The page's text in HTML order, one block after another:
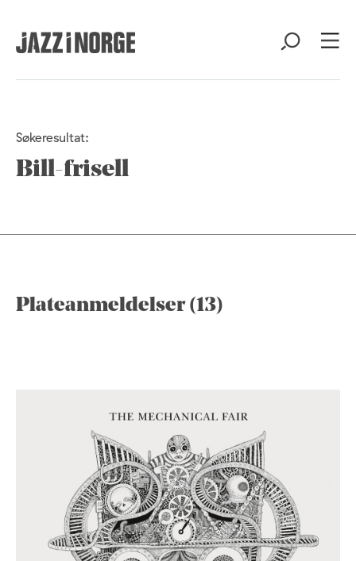
Søkeresultat:
Bill-frisell
Plateanmeldelser (13)